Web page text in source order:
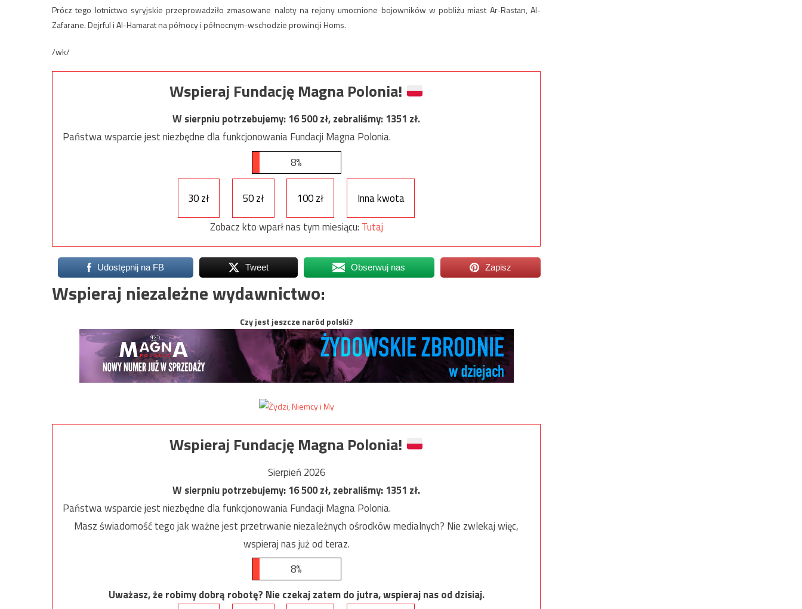
Prócz tego lotnictwo syryjskie przeprowadziło zmasowane naloty na rejony umocnione bojowników w pobliżu miast Ar-Rastan, Al-
Zafarane. Dejrful i Al-Hamarat na północy i północnym-wschodzie prowincji Homs.
/wk/
Wspieraj Fundację Magna Polonia!
W sierpniu potrzebujemy:16 500zł, zebraliśmy:1351 zł.
Państwa wsparcie jest niezbędne dla funkcjonowania Fundacji Magna Polonia.
8%
30 zł 50 zł 100 zł
Inna kwota
Zobacz kto wparł nas tym miesiącu: Tutaj
Udostępnij na FB Tweet Obserwuj nas Zapisz
Wspieraj niezależne wydawnictwo:
Czy jest jeszcze naród polski?
Wspieraj Fundację Magna Polonia!
Sierpień 2026
W sierpniu potrzebujemy:16 500zł, zebraliśmy:1351 zł.
Państwa wsparcie jest niezbędne dla funkcjonowania Fundacji Magna Polonia.
Masz świadomość tego jak ważne jest przetrwanie niezależnych ośrodków medialnych? Nie zwlekaj więc,
wspieraj nas już od teraz.
8%
Uważasz, że robimy dobrą robotę? Nie czekaj zatem do jutra, wspieraj nas od dzisiaj.